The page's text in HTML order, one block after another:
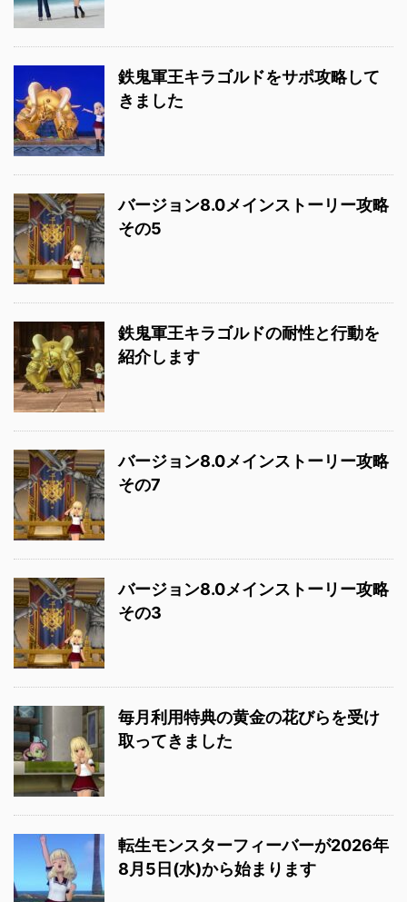
鉄鬼軍王キラゴルドをサポ攻略して
きました
バージョン8.0メインストーリー攻略
その5
鉄鬼軍王キラゴルドの耐性と行動を
紹介します
バージョン8.0メインストーリー攻略
その7
バージョン8.0メインストーリー攻略
その3
毎月利用特典の黄金の花びらを受け
取ってきました
転生モンスターフィーバーが2026年
8月5日(水)から始まります